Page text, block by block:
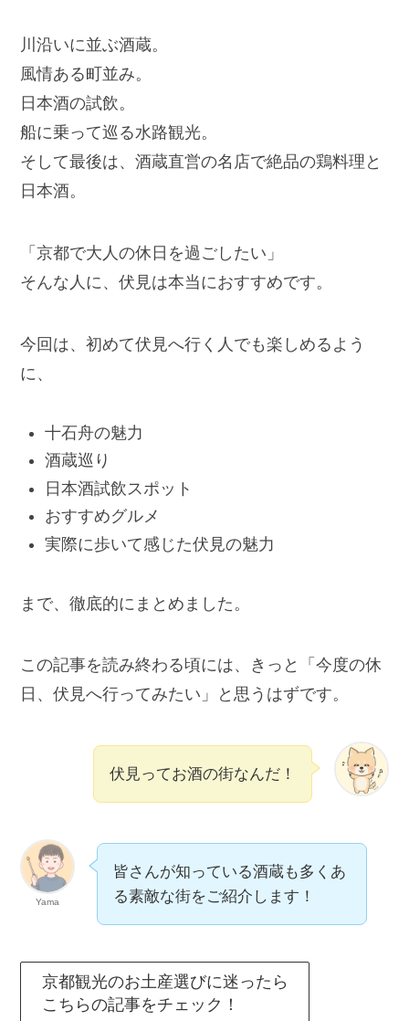
川沿いに並ぶ酒蔵。
風情ある町並み。
日本酒の試飲。
船に乗って巡る水路観光。
そして最後は、酒蔵直営の名店で絶品の鶏料理と
日本酒。
「京都で大人の休日を過ごしたい」
そんな人に、伏見は本当におすすめです。
今回は、初めて伏見へ行く人でも楽しめるよう
に、
十石舟の魅力
酒蔵巡り
日本酒試飲スポット
おすすめグルメ
実際に歩いて感じた伏見の魅力
まで、徹底的にまとめました。
この記事を読み終わる頃には、きっと「今度の休
日、伏見へ行ってみたい」と思うはずです。
伏見ってお酒の街なんだ！
Yama
皆さんが知っている酒蔵も多くあ
る素敵な街をご紹介します！
京都観光のお土産選びに迷ったら
こちらの記事をチェック！